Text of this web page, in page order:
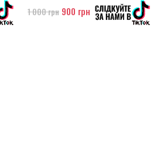
1 000грн 900 грн